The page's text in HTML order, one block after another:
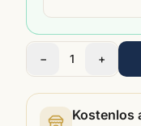
− 1 +
Kostenlos